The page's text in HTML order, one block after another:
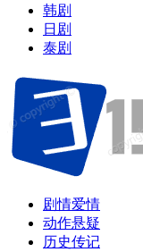
韩剧
日剧
泰剧
剧情爱情
动作悬疑
历史传记